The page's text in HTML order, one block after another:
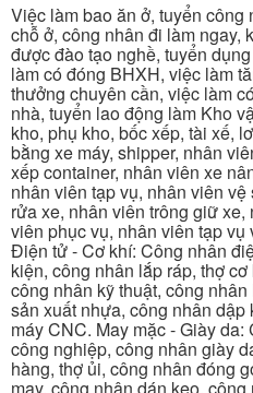
Việc làm bao ăn ở, tuyển
chỗ ở, công nhân đi làm ngay,
được đào tạo nghề, tuyển
làm có đóng BHXH, việc làm
thưởng chuyên cần, việc làm
nhà, tuyển lao động làm Kho
kho, phụ kho, bốc xếp, tài xế,
bằng xe máy, shipper, nhân
xếp container, nhân viên xe
nhân viên tạp vụ, nhân viên
rửa xe, nhân viên trông giữ
viên phục vụ, nhân viên tạp
Điện tử - Cơ khí: Công nhân
kiện, công nhân lắp ráp, thợ
công nhân kỹ thuật, công
sản xuất nhựa, công nhân
máy CNC. May mặc - Giày
công nghiệp, công nhân giày
hàng, thợ ủi, công nhân đóng
may, công nhân dán keo,